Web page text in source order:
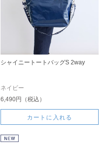
シャイニートートバッグS 2way
ネイビー
6,490円（税込）
カートに入れる